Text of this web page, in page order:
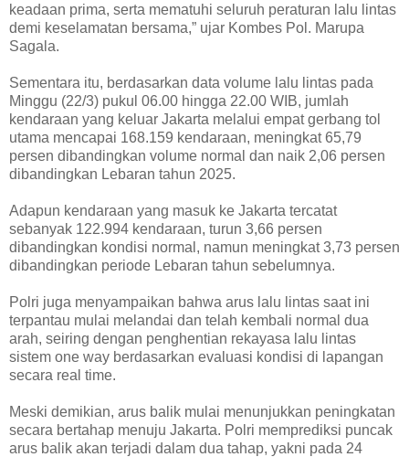
keadaan prima, serta mematuhi seluruh peraturan lalu lintas
demi keselamatan bersama,” ujar Kombes Pol. Marupa
Sagala.
Sementara itu, berdasarkan data volume lalu lintas pada
Minggu (22/3) pukul 06.00 hingga 22.00 WIB, jumlah
kendaraan yang keluar Jakarta melalui empat gerbang tol
utama mencapai 168.159 kendaraan, meningkat 65,79
persen dibandingkan volume normal dan naik 2,06 persen
dibandingkan Lebaran tahun 2025.
Adapun kendaraan yang masuk ke Jakarta tercatat
sebanyak 122.994 kendaraan, turun 3,66 persen
dibandingkan kondisi normal, namun meningkat 3,73 persen
dibandingkan periode Lebaran tahun sebelumnya.
Polri juga menyampaikan bahwa arus lalu lintas saat ini
terpantau mulai melandai dan telah kembali normal dua
arah, seiring dengan penghentian rekayasa lalu lintas
sistem one way berdasarkan evaluasi kondisi di lapangan
secara real time.
Meski demikian, arus balik mulai menunjukkan peningkatan
secara bertahap menuju Jakarta. Polri memprediksi puncak
arus balik akan terjadi dalam dua tahap, yakni pada 24